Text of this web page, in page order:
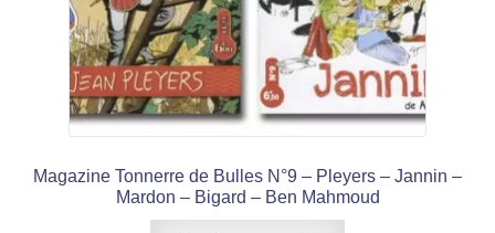
Magazine Tonnerre de Bulles N°9 – Pleyers – Jannin –
Mardon – Bigard – Ben Mahmoud